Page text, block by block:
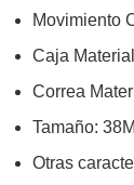
Movimiento
Caja
Correa
Tamaño:
Otras